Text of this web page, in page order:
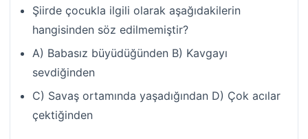
Şiirde çocukla ilgili olarak aşağıdakilerin
hangisinden söz edilmemiştir?
A) Babasız büyüdüğünden B) Kavgayı
sevdiğinden
C) Savaş ortamında yaşadığından D) Çok acılar
çektiğinden